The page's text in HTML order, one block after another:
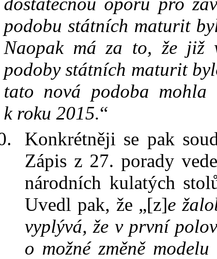
podobu státních maturit
Naopak má za to, že již
podoby státních maturit
tato nová podoba mohla
k roku 2015.“
Konkrétněji se pak
Zápis z 27. porady
národních kulatých
Uvedl pak, že „[z]e
vyplývá, že v první
o možné změně